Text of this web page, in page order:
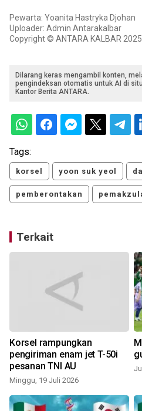
Pewarta: Yoanita Hastryka Djohan
Uploader: Admin Antarakalbar
Copyright © ANTARA KALBAR 2025
Dilarang keras mengambil konten,
pengindeksan otomatis untuk AI di
Kantor Berita ANTARA.
Tags:
korsel yoon suk yeol
pemberontakan
Terkait
Korsel rampungkan
pengiriman enam jet T-50i
pesanan TNI AU
Minggu, 19 Juli 2026